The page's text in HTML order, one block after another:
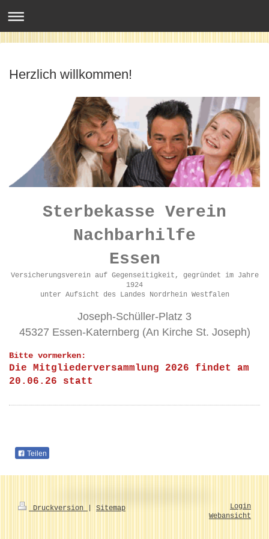
Herzlich willkommen!
Sterbekasse Verein
Nachbarhilfe
Essen
Versicherungsverein auf Gegenseitigkeit, gegründet im Jahre
1924
unter Aufsicht des Landes Nordrhein Westfalen
Joseph-Schüller-Platz 3
45327 Essen-Katernberg (An Kirche St. Joseph)
Bitte vormerken:
Die Mitgliederversammlung 2026 findet am
20.06.26 statt
Teilen
Druckversion Sitemap
Login
Webansicht